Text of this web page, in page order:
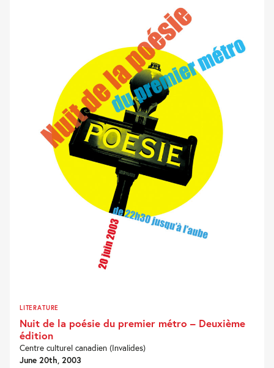
LITERATURE
Nuit de la poésie du premier métro – Deuxième
édition
Centre culturel canadien (Invalides)
June 20th, 2003